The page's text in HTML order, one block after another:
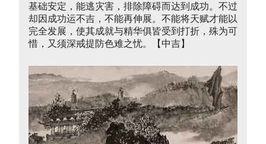
基础安定，能逃灾害，排除障碍而达到成功。不过
却因成功运不吉，不能再伸展。不能将天赋才能以
完全发展，使其成就与精华俱皆受到打折，殊为可
惜，又须深戒提防色难之忧。【中吉】